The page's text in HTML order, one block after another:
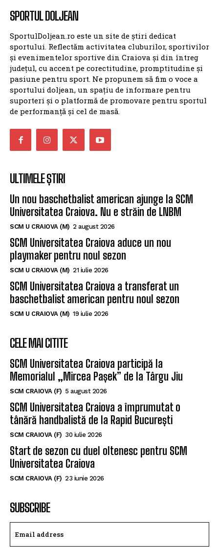
SPORTUL DOLJEAN
SportulDoljean.ro este un site de știri dedicat
sportului. Reflectăm activitatea cluburilor, sportivilor
și evenimentelor sportive din Craiova și din întreg
județul, cu accent pe corectitudine, promptitudine și
pasiune pentru sport. Ne propunem să fim o voce a
sportului doljean, un spațiu de informare pentru
suporteri și o platformă de promovare pentru sportul
de performanță și cel de masă.
ULTIMELE ȘTIRI
Un nou baschetbalist american ajunge la SCM
Universitatea Craiova. Nu e străin de LNBM
SCM U CRAIOVA (M) 2 august 2026
SCM Universitatea Craiova aduce un nou
playmaker pentru noul sezon
SCM U CRAIOVA (M) 21 iulie 2026
SCM Universitatea Craiova a transferat un
baschetbalist american pentru noul sezon
SCM U CRAIOVA (M) 19 iulie 2026
CELE MAI CITITE
SCM Universitatea Craiova participă la
Memorialul „Mircea Pașek” de la Târgu Jiu
SCM CRAIOVA (F) 5 august 2026
SCM Universitatea Craiova a împrumutat o
tânără handbalistă de la Rapid București
SCM CRAIOVA (F) 30 iulie 2026
Start de sezon cu duel oltenesc pentru SCM
Universitatea Craiova
SCM CRAIOVA (F) 23 iunie 2026
SUBSCRIBE